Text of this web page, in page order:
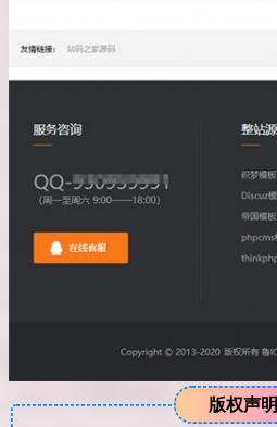
版权声明